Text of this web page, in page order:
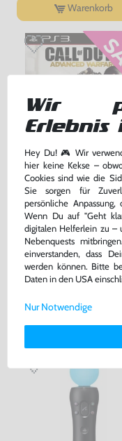
Warenkorb
Call of Duty: Advanced
-75% bisher 17,99 €
jetzt nur4,50 €
Warenkorb
DAS
Wir
Erlebnis
Hey Du! 🎮 Wir
hier keine Kekse –
Cookies sind wie die
Sie sorgen für
persönliche
Wenn Du auf "Geht
digitalen Helferlein zu –
Nebenquests
einverstanden, dass
werden können. Bitte
Daten in den USA
Weitere Informationen
Deinen Rechten als
Nur Notwendige